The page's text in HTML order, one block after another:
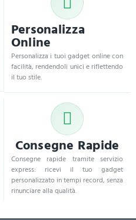
Personalizza
Online
Personalizza i tuoi gadget online con
facilità, rendendoli unici e riflettendo
il tuo stile.
Consegne Rapide
Consegne rapide tramite servizio
express: ricevi il tuo gadget
personalizzato in tempi record, senza
rinunciare alla qualità.